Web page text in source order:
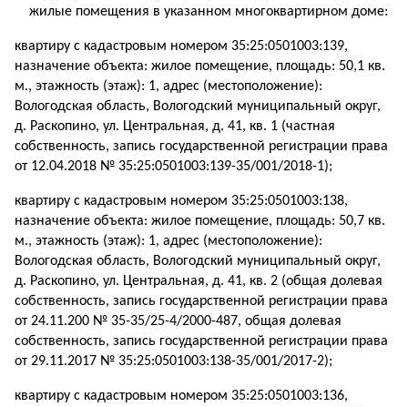
жилые помещения в указанном многоквартирном доме:
квартиру с кадастровым номером 35:25:0501003:139,
назначение объекта: жилое помещение, площадь: 50,1 кв.
м., этажность (этаж): 1, адрес (местоположение):
Вологодская область, Вологодский муниципальный округ,
д. Раскопино, ул. Центральная, д. 41, кв. 1 (частная
собственность, запись государственной регистрации права
от 12.04.2018 № 35:25:0501003:139-35/001/2018-1);
квартиру с кадастровым номером 35:25:0501003:138,
назначение объекта: жилое помещение, площадь: 50,7 кв.
м., этажность (этаж): 1, адрес (местоположение):
Вологодская область, Вологодский муниципальный округ,
д. Раскопино, ул. Центральная, д. 41, кв. 2 (общая долевая
собственность, запись государственной регистрации права
от 24.11.200 № 35-35/25-4/2000-487, общая долевая
собственность, запись государственной регистрации права
от 29.11.2017 № 35:25:0501003:138-35/001/2017-2);
квартиру с кадастровым номером 35:25:0501003:136,